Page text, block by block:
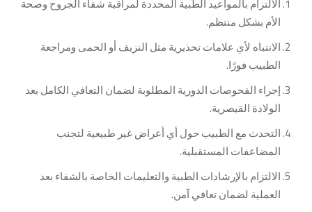
الأم بشكل منتظم.
الانتباه لأي علامات تحذيرية مثل النزيف أو الحمى ومراجعة
الطبيب فورًا.
إجراء الفحوصات الدورية المطلوبة لضمان التعافي الكامل بعد
الولادة القيصرية.
التحدث مع الطبيب حول أي أعراض غير طبيعية لتجنب
المضاعفات المستقبلية.
الالتزام بالإرشادات الطبية والتعليمات الخاصة بالشفاء بعد
العملية لضمان تعافي آمن.